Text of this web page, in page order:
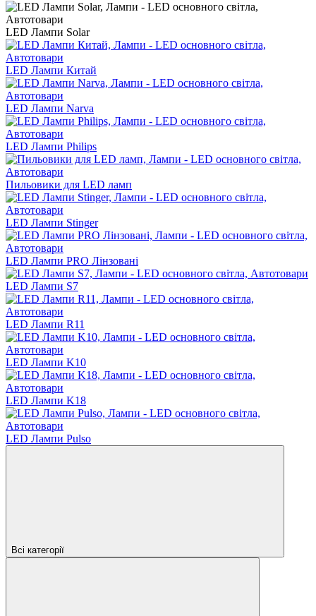
LED Лампи Solar
LED Лампи Китай
LED Лампи Narva
LED Лампи Philips
Пильовики для LED ламп
LED Лампи Stinger
LED Лампи PRO Лінзовані
LED Лампи S7
LED Лампи R11
LED Лампи K10
LED Лампи K18
LED Лампи Pulso
Всі категорії